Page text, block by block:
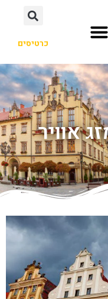
כרטיסים
אוויר